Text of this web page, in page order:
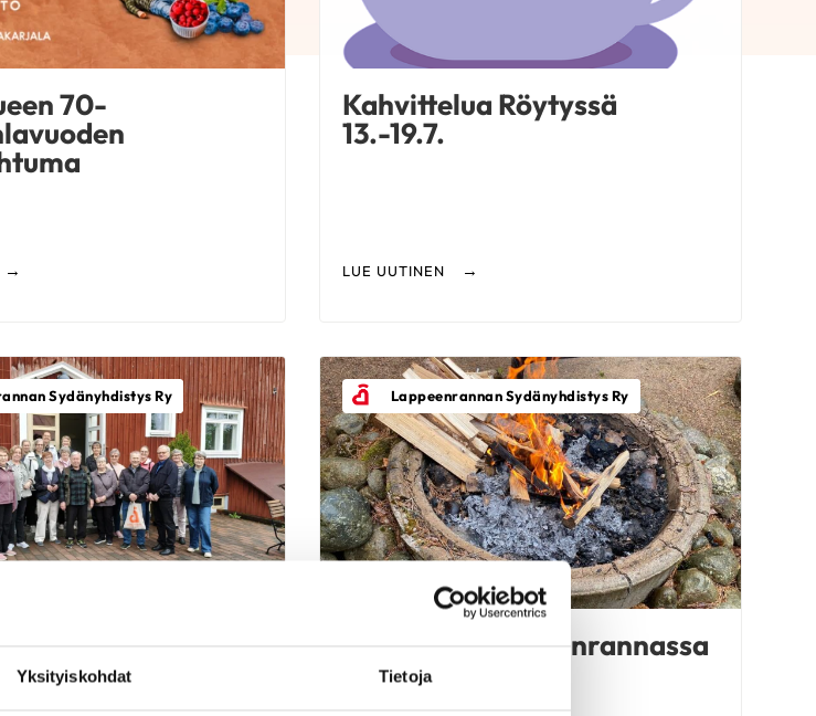
Yksityiskohdat Tietoja
70- Kahvittelua Röytyssä
13.-19.7.
LUE UUTINEN
Sydänyhdistys Ry
retki
Lustoon
Lappeenrannan Sydänyhdistys Ry
Kesänavaus Sydänrannassa
29.5.2026